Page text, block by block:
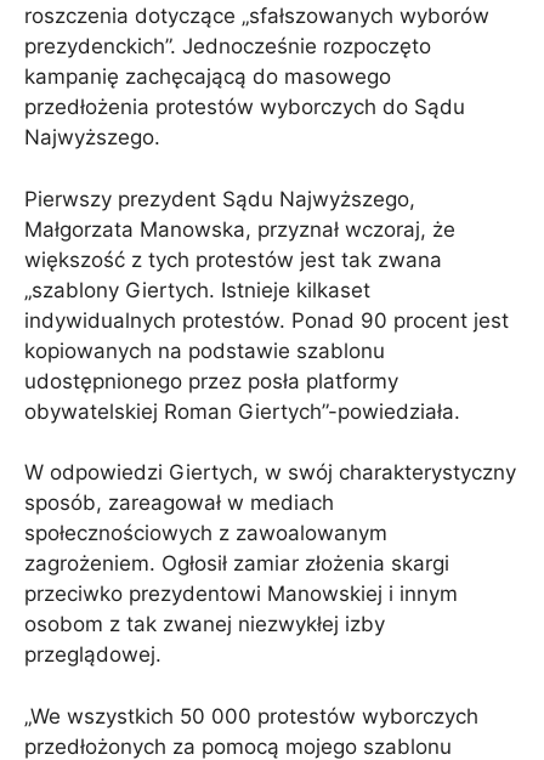
roszczenia dotyczące „sfałszowanych wyborów
prezydenckich”. Jednocześnie rozpoczęto
kampanię zachęcającą do masowego
przedłożenia protestów wyborczych do Sądu
Najwyższego.
Pierwszy prezydent Sądu Najwyższego,
Małgorzata Manowska, przyznał wczoraj, że
większość z tych protestów jest tak zwana
„szablony Giertych. Istnieje kilkaset
indywidualnych protestów. Ponad 90 procent jest
kopiowanych na podstawie szablonu
udostępnionego przez posła platformy
obywatelskiej Roman Giertych”-powiedziała.
W odpowiedzi Giertych, w swój charakterystyczny
sposób, zareagował w mediach
społecznościowych z zawoalowanym
zagrożeniem. Ogłosił zamiar złożenia skargi
przeciwko prezydentowi Manowskiej i innym
osobom z tak zwanej niezwykłej izby
przeglądowej.
„We wszystkich 50 000 protestów wyborczych
przedłożonych za pomocą mojego szablonu